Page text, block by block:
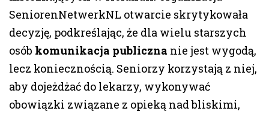
SeniorenNetwerkNL otwarcie skrytykowała
decyzję, podkreślając, że dla wielu starszych
osób komunikacja publiczna nie jest wygodą,
lecz koniecznością. Seniorzy korzystają z niej,
aby dojeżdżać do lekarzy, wykonywać
obowiązki związane z opieką nad bliskimi,